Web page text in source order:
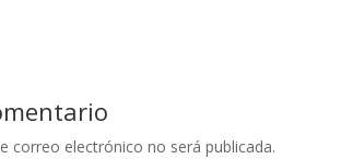
correo electrónico no será publicada.